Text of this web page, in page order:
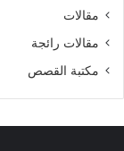
مقالات
مقالات رائجة
مكتبة القصص